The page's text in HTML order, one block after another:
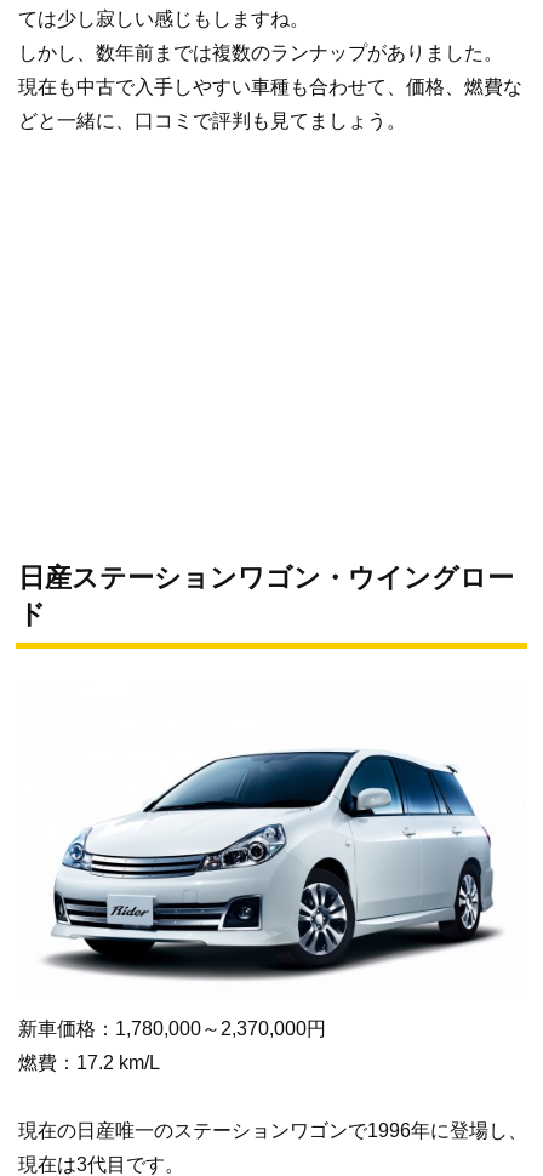
ては少し寂しい感じもしますね。
しかし、数年前までは複数のランナップがありました。
現在も中古で入手しやすい車種も合わせて、価格、燃費な
どと一緒に、口コミで評判も見てましょう。
日産ステーションワゴン・ウイングロー
ド
新車価格：1,780,000～2,370,000円
燃費：17.2 km/L
現在の日産唯一のステーションワゴンで1996年に登場し、
現在は3代目です。